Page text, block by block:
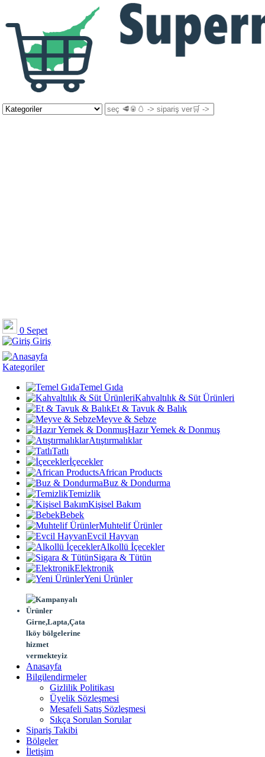
0 Sepet
Giriş
Kategoriler
Temel Gıda
Kahvaltılık & Süt Ürünleri
Et & Tavuk & Balık
Meyve & Sebze
Hazır Yemek & Donmuş
Atıştırmalıklar
Tatlı
İçecekler
African Products
Buz & Dondurma
Temizlik
Kişisel Bakım
Bebek
Muhtelif Ürünler
Evcil Hayvan
Alkollü İçecekler
Sigara & Tütün
Elektronik
Yeni Ürünler
Girne,Lapta,Çata
lköy bölgelerine
hizmet
vermekteyiz
Anasayfa
Bilgilendirmeler
Gizlilik Politikası
Üyelik Sözleşmesi
Mesafeli Satış Sözleşmesi
Sıkça Sorulan Sorular
Sipariş Takibi
Bölgeler
İletişim